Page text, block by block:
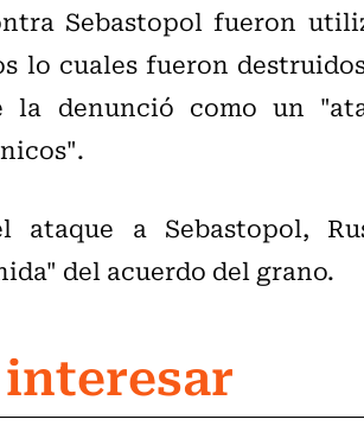
Sebastopol fueron
lo cuales fueron
la denunció como un
ataque a Sebastopol,
del acuerdo del grano.